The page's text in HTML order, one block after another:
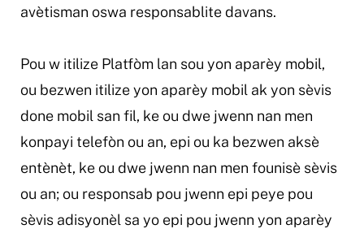
avètisman oswa responsablite davans.
Pou w itilize Platfòm lan sou yon aparèy mobil,
ou bezwen itilize yon aparèy mobil ak yon sèvis
done mobil san fil, ke ou dwe jwenn nan men
konpayi telefòn ou an, epi ou ka bezwen aksè
entènèt, ke ou dwe jwenn nan men founisè sèvis
ou an; ou responsab pou jwenn epi peye pou
sèvis adisyonèl sa yo epi pou jwenn yon aparèy